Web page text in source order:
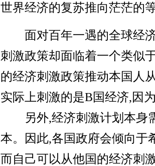
世界经济的复苏推向茫茫的
面对百年一遇的全球经济
刺激政策却面临着一个类似
的经济刺激政策推动本国人
实际上刺激的是B国经济,因
另外,经济刺激计划本身
本。因此,各国政府会倾向于
而自己可以从他国的经济刺